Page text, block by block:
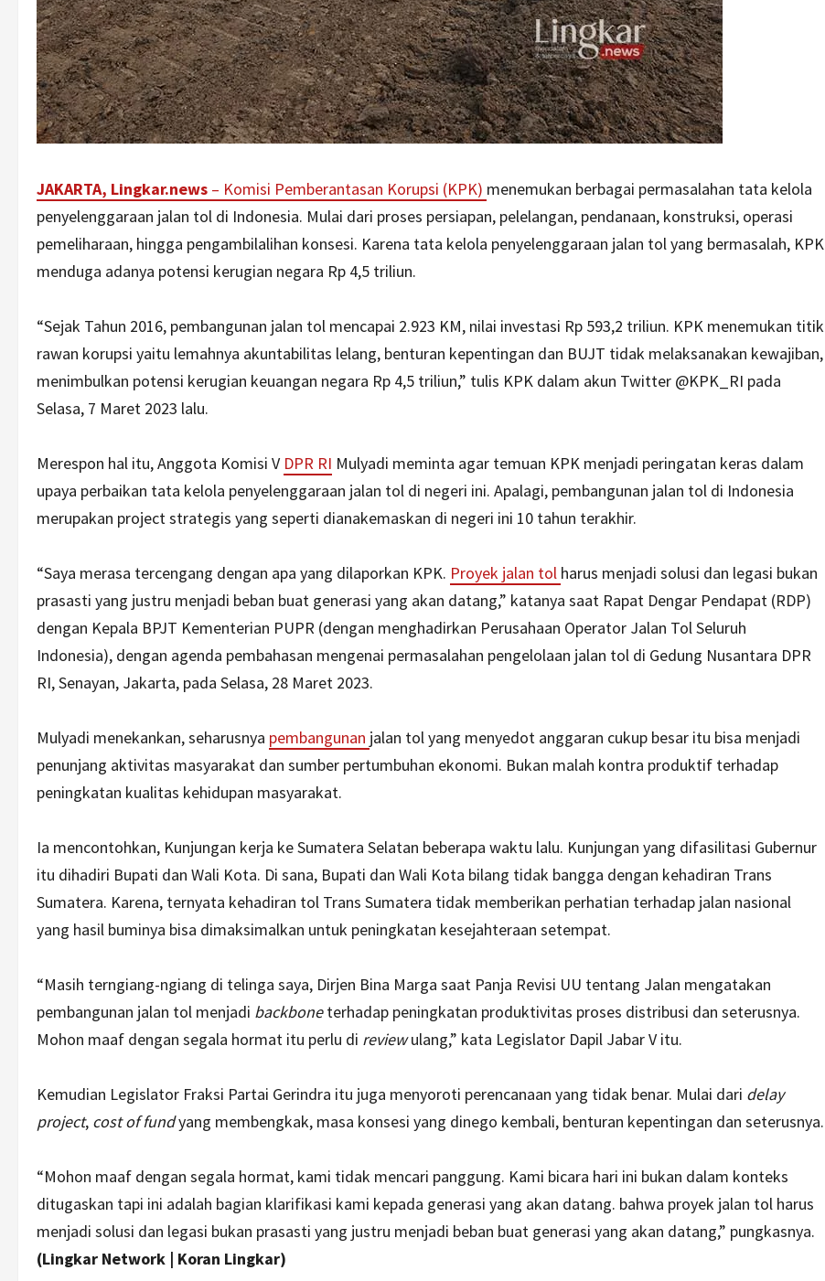
JAKARTA, Lingkar.news – Komisi Pemberantasan Korupsi (KPK) menemukan berbagai permasalahan tata kelola
penyelenggaraan jalan tol di Indonesia. Mulai dari proses persiapan, pelelangan, pendanaan, konstruksi, operasi
pemeliharaan, hingga pengambilalihan konsesi. Karena tata kelola penyelenggaraan jalan tol yang bermasalah, KPK
menduga adanya potensi kerugian negara Rp 4,5 triliun.
“Sejak Tahun 2016, pembangunan jalan tol mencapai 2.923 KM, nilai investasi Rp 593,2 triliun. KPK menemukan titik
rawan korupsi yaitu lemahnya akuntabilitas lelang, benturan kepentingan dan BUJT tidak melaksanakan kewajiban,
menimbulkan potensi kerugian keuangan negara Rp 4,5 triliun,” tulis KPK dalam akun Twitter @KPK_RI pada
Selasa, 7 Maret 2023 lalu.
Merespon hal itu, Anggota Komisi V DPR RI Mulyadi meminta agar temuan KPK menjadi peringatan keras dalam
upaya perbaikan tata kelola penyelenggaraan jalan tol di negeri ini. Apalagi, pembangunan jalan tol di Indonesia
merupakan project strategis yang seperti dianakemaskan di negeri ini 10 tahun terakhir.
“Saya merasa tercengang dengan apa yang dilaporkan KPK. Proyek jalan tol harus menjadi solusi dan legasi bukan
prasasti yang justru menjadi beban buat generasi yang akan datang,” katanya saat Rapat Dengar Pendapat (RDP)
dengan Kepala BPJT Kementerian PUPR (dengan menghadirkan Perusahaan Operator Jalan Tol Seluruh
Indonesia), dengan agenda pembahasan mengenai permasalahan pengelolaan jalan tol di Gedung Nusantara DPR
RI, Senayan, Jakarta, pada Selasa, 28 Maret 2023.
Mulyadi menekankan, seharusnya pembangunan jalan tol yang menyedot anggaran cukup besar itu bisa menjadi
penunjang aktivitas masyarakat dan sumber pertumbuhan ekonomi. Bukan malah kontra produktif terhadap
peningkatan kualitas kehidupan masyarakat.
Ia mencontohkan, Kunjungan kerja ke Sumatera Selatan beberapa waktu lalu. Kunjungan yang difasilitasi Gubernur
itu dihadiri Bupati dan Wali Kota. Di sana, Bupati dan Wali Kota bilang tidak bangga dengan kehadiran Trans
Sumatera. Karena, ternyata kehadiran tol Trans Sumatera tidak memberikan perhatian terhadap jalan nasional
yang hasil buminya bisa dimaksimalkan untuk peningkatan kesejahteraan setempat.
“Masih terngiang-ngiang di telinga saya, Dirjen Bina Marga saat Panja Revisi UU tentang Jalan mengatakan
pembangunan jalan tol menjadi backboneterhadap peningkatan produktivitas proses distribusi dan seterusnya.
Mohon maaf dengan segala hormat itu perlu di reviewulang,” kata Legislator Dapil Jabar V itu.
Kemudian Legislator Fraksi Partai Gerindra itu juga menyoroti perencanaan yang tidak benar. Mulai dari delay
project, cost of fundyang membengkak, masa konsesi yang dinego kembali, benturan kepentingan dan seterusnya.
“Mohon maaf dengan segala hormat, kami tidak mencari panggung. Kami bicara hari ini bukan dalam konteks
ditugaskan tapi ini adalah bagian klarifikasi kami kepada generasi yang akan datang. bahwa proyek jalan tol harus
menjadi solusi dan legasi bukan prasasti yang justru menjadi beban buat generasi yang akan datang,” pungkasnya.
(Lingkar Network | Koran Lingkar)